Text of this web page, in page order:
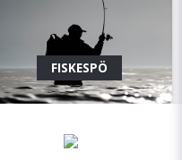
FISKESPÖ